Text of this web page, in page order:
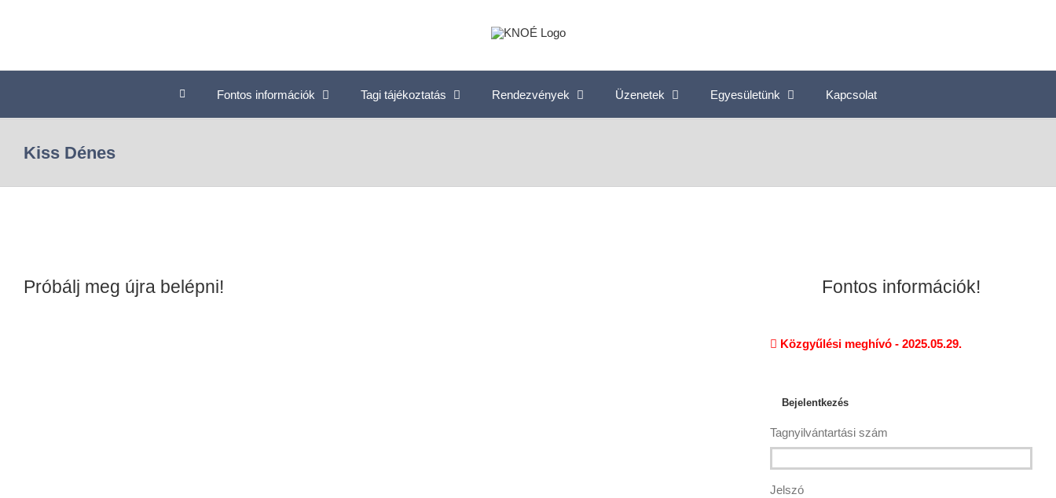
Fontos információk Tagi tájékoztatás Rendezvények Üzenetek Egyesületünk Kapcsolat
Kiss Dénes
Próbálj meg újra belépni! Fontos információk!
Közgyűlési meghívó - 2025.05.29.
Bejelentkezés
Tagnyilvántartási szám
Jelszó